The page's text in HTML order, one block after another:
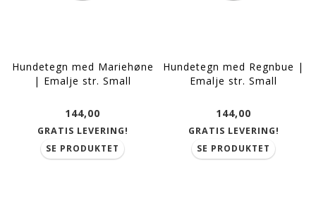
Hundetegn med Mariehøne
| Emalje str. Small
144,00
GRATIS LEVERING!
SE PRODUKTET
Hundetegn med Regnbue |
Emalje str. Small
144,00
GRATIS LEVERING!
SE PRODUKTET